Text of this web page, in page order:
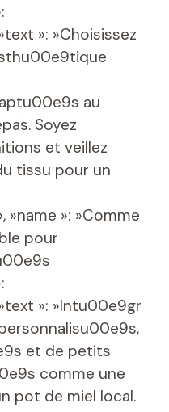
»: »Choisissez
au
Soyez
et veillez
tissu pour un
»name »: »Comme
pour
»: »Intu00e9gr
et de petits
comme une
pot de miel local.